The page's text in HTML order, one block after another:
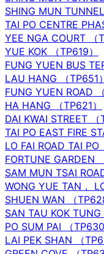
SHING MUN
TAI PO CENTRE
YEE NGA COURT （
YUE KOK （TP619）
FUNG YUEN BUS
LAU HANG （TP651）
FUNG YUEN ROAD
HA HANG （TP621）
DAI KWAI STREET （
TAI PO EAST FIRE
LO FAI ROAD TAI PO
FORTUNE GARDEN
SAM MUN TSAI
WONG YUE TAN，
SHUEN WAN （
SAN TAU KOK TUNG
PO SUM PAI （TP630
LAI PEK SHAN （